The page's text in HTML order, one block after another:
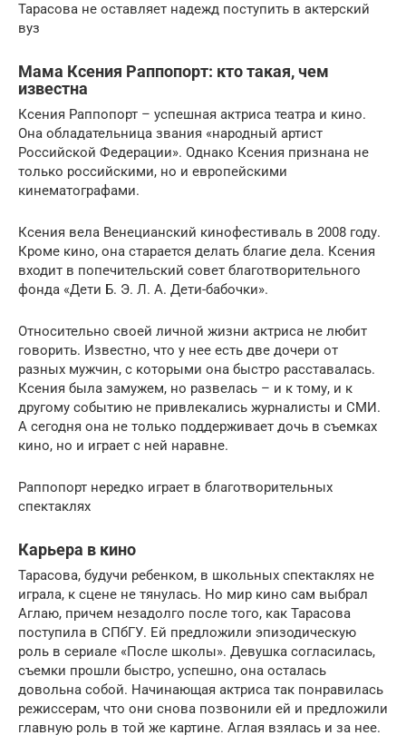
Тарасова не оставляет надежд поступить в актерский
вуз
Мама Ксения Раппопорт: кто такая, чем
известна
Ксения Раппопорт – успешная актриса театра и кино.
Она обладательница звания «народный артист
Российской Федерации». Однако Ксения признана не
только российскими, но и европейскими
кинематографами.
Ксения вела Венецианский кинофестиваль в 2008 году.
Кроме кино, она старается делать благие дела. Ксения
входит в попечительский совет благотворительного
фонда «Дети Б. Э. Л. А. Дети-бабочки».
Относительно своей личной жизни актриса не любит
говорить. Известно, что у нее есть две дочери от
разных мужчин, с которыми она быстро расставалась.
Ксения была замужем, но развелась – и к тому, и к
другому событию не привлекались журналисты и СМИ.
А сегодня она не только поддерживает дочь в съемках
кино, но и играет с ней наравне.
Раппопорт нередко играет в благотворительных
спектаклях
Карьера в кино
Тарасова, будучи ребенком, в школьных спектаклях не
играла, к сцене не тянулась. Но мир кино сам выбрал
Аглаю, причем незадолго после того, как Тарасова
поступила в СПбГУ. Ей предложили эпизодическую
роль в сериале «После школы». Девушка согласилась,
съемки прошли быстро, успешно, она осталась
довольна собой. Начинающая актриса так понравилась
режиссерам, что они снова позвонили ей и предложили
главную роль в той же картине. Аглая взялась и за нее.